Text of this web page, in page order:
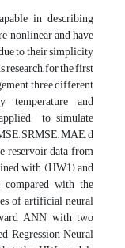
in describing
nonlinear and have
to their simplicity
for the first
three different
temperature and
to simulate
SRMSE, MAE, d
reservoir data from
with (HW1) and
with the
of artificial neural
ANN with two
Regression Neural